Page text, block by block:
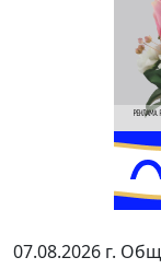
07.08.2026 г.